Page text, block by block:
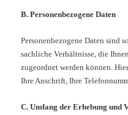
B. Personenbezogene Daten
Personenbezogene Daten sind
sachliche Verhältnisse, die
zugeordnet werden können.
Ihre Anschrift, Ihre
C. Umfang der Erhebung und